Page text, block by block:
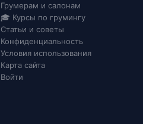
Грумерам и салонам
🎓 Курсы по грумингу
Статьи и советы
Конфиденциальность
Условия использования
Карта сайта
Войти